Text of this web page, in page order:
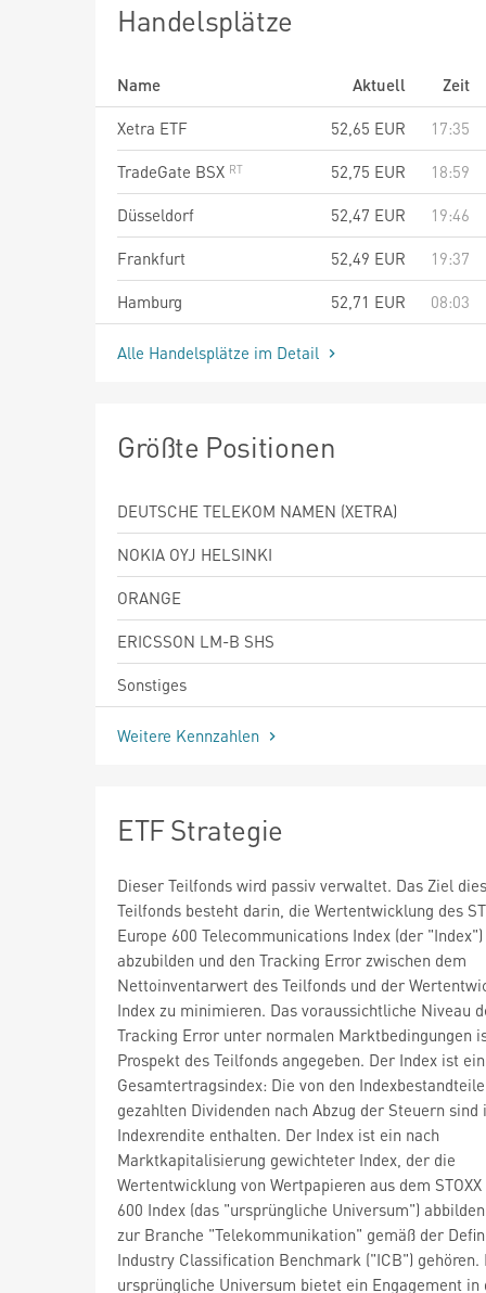
Handelsplätze
Name Aktuell
Zeit
Xetra ETF
52,65 EUR
17:35
TradeGate BSX
52,75 EUR
18:59
Düsseldorf
52,47 EUR
19:46
Frankfurt
52,49 EUR
19:37
Hamburg
52,71 EUR 08:03
Alle Handelsplätze im Detail
Größte Positionen
DEUTSCHE TELEKOM NAMEN (XETRA)
NOKIA OYJ HELSINKI
ORANGE
ERICSSON LM-B SHS
Sonstiges
Weitere Kennzahlen
ETF Strategie
Dieser Teilfonds wird passiv verwaltet. Das Ziel
Teilfonds besteht darin, die Wertentwicklung des
Europe 600 Telecommunications Index (der "Index")
abzubilden und den Tracking Error zwischen dem
Nettoinventarwert des Teilfonds und der
Index zu minimieren. Das voraussichtliche Niveau
Tracking Error unter normalen Marktbedingungen
Prospekt des Teilfonds angegeben. Der Index ist
Gesamtertragsindex: Die von den
gezahlten Dividenden nach Abzug der Steuern sind
Indexrendite enthalten. Der Index ist ein nach
Marktkapitalisierung gewichteter Index, der die
Wertentwicklung von Wertpapieren aus dem STOXX
600 Index (das "ursprüngliche Universum")
zur Branche "Telekommunikation" gemäß der
Industry Classification Benchmark ("ICB") gehören.
ursprüngliche Universum bietet ein Engagement in